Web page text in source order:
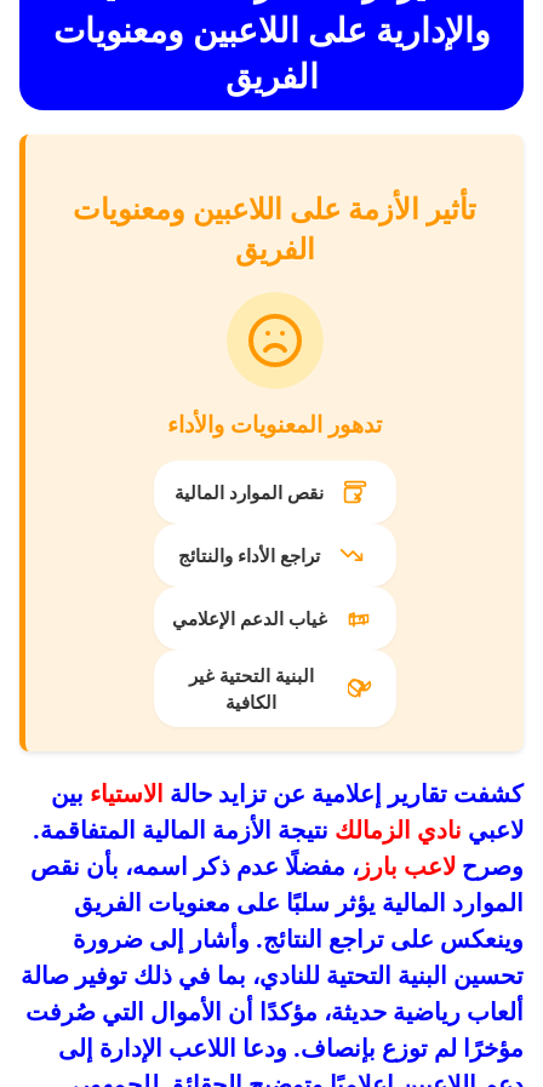
والإدارية على اللاعبين ومعنويات
الفريق
تأثير الأزمة على اللاعبين ومعنويات
الفريق
تدهور المعنويات والأداء
نقص الموارد المالية
تراجع الأداء والنتائج
غياب الدعم الإعلامي
البنية التحتية غير
الكافية
كشفت تقارير إعلامية عن تزايد حالة الاستياء بين
لاعبي نادي الزمالك نتيجة الأزمة المالية المتفاقمة.
وصرح لاعب بارز، مفضلًا عدم ذكر اسمه، بأن نقص
الموارد المالية يؤثر سلبًا على معنويات الفريق
وينعكس على تراجع النتائج. وأشار إلى ضرورة
تحسين البنية التحتية للنادي، بما في ذلك توفير صالة
ألعاب رياضية حديثة، مؤكدًا أن الأموال التي صُرفت
مؤخرًا لم توزع بإنصاف. ودعا اللاعب الإدارة إلى